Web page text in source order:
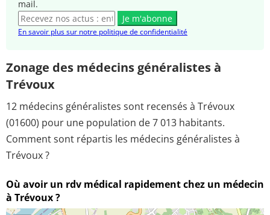
mail.
Je m'abonne
En savoir plus sur notre politique de confidentialité
Zonage des médecins généralistes à
Trévoux
12 médecins généralistes sont recensés à Trévoux
(01600) pour une population de 7 013 habitants.
Comment sont répartis les médecins généralistes à
Trévoux ?
Où avoir un rdv médical rapidement chez un médecin
à Trévoux ?